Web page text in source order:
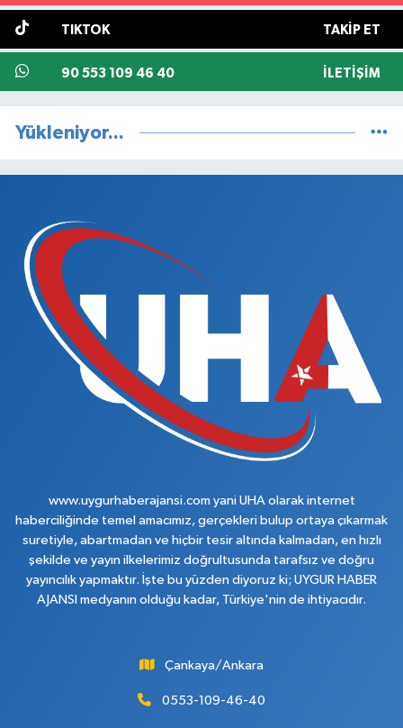
TIKTOK TAKIP ET
90 553 109 46 40 İLETIŞIM
Yükleniyor...
www.uygurhaberajansi.com yani UHA olarak internet
haberciliğinde temel amacımız, gerçekleri bulup ortaya çıkarmak
suretiyle, abartmadan ve hiçbir tesir altında kalmadan, en hızlı
şekilde ve yayın ilkelerimiz doğrultusunda tarafsız ve doğru
yayıncılık yapmaktır. İşte bu yüzden diyoruz ki; UYGUR HABER
AJANSI medyanın olduğu kadar, Türkiye'nin de ihtiyacıdır.
Çankaya/Ankara
0553-109-46-40